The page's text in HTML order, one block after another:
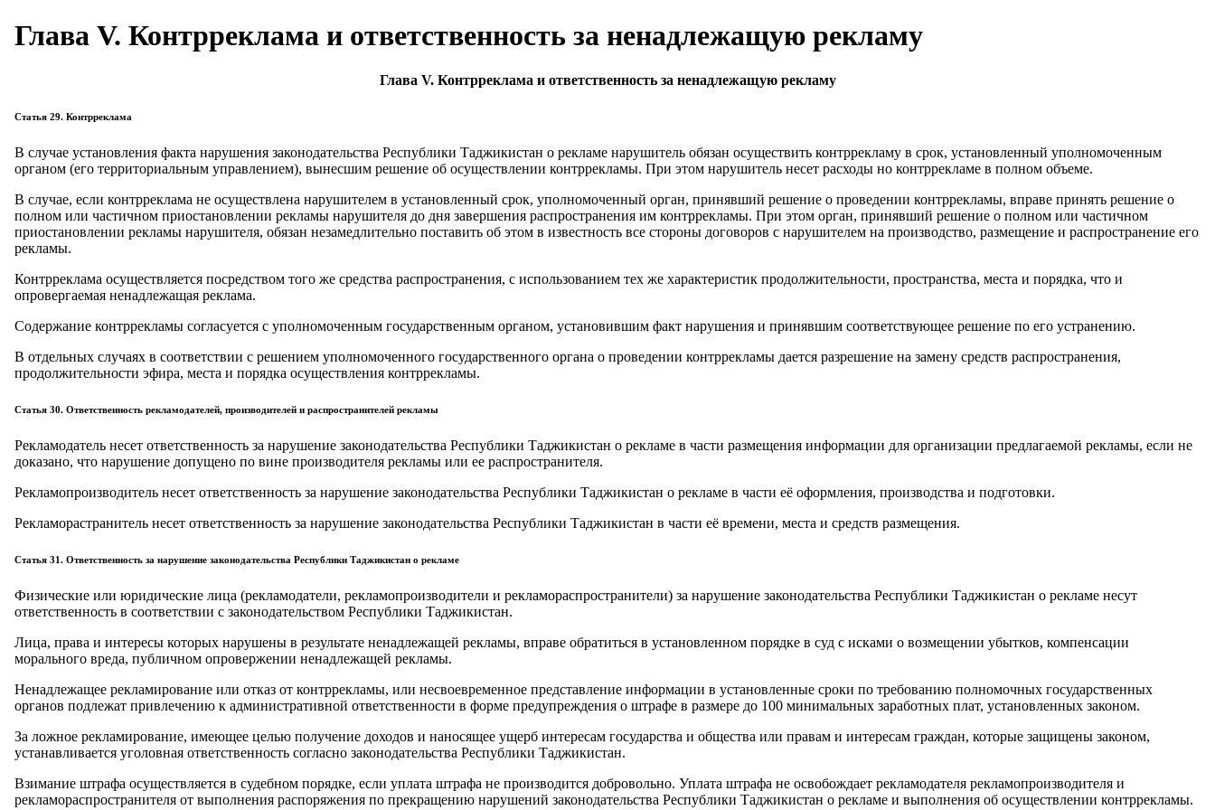
Глава V. Контрреклама и ответственность за ненадлежащую рекламу
Глава V. Контрреклама и ответственность за ненадлежащую рекламу
Статья 29. Контрреклама
В случае установления факта нарушения законодательства Республики Таджикистан о рекламе нарушитель обязан осуществить контррекламу в срок, установленный уполномоченным
органом (его территориальным управлением), вынесшим решение об осуществлении контррекламы. При этом нарушитель несет расходы но контррекламе в полном объеме.
В случае, если контрреклама не осуществлена нарушителем в установленный срок, уполномоченный орган, принявший решение о проведении контррекламы, вправе принять решение о
полном или частичном приостановлении рекламы нарушителя до дня завершения распространения им контррекламы. При этом орган, принявший решение о полном или частичном
приостановлении рекламы нарушителя, обязан незамедлительно поставить об этом в известность все стороны договоров с нарушителем на производство, размещение и распространение его
рекламы.
Контрреклама осуществляется посредством того же средства распространения, с использованием тех же характеристик продолжительности, пространства, места и порядка, что и
опровергаемая ненадлежащая реклама.
Содержание контррекламы согласуется с уполномоченным государственным органом, установившим факт нарушения и принявшим соответствующее решение по его устранению.
В отдельных случаях в соответствии с решением уполномоченного государственного органа о проведении контррекламы дается разрешение на замену средств распространения,
продолжительности эфира, места и порядка осуществления контррекламы.
Статья 30. Ответственность рекламодателей, производителей и распространителей рекламы
Рекламодатель несет ответственность за нарушение законодательства Республики Таджикистан о рекламе в части размещения информации для организации предлагаемой рекламы, если не
доказано, что нарушение допущено по вине производителя рекламы или ее распространителя.
Рекламопроизводитель несет ответственность за нарушение законодательства Республики Таджикистан о рекламе в части её оформления, производства и подготовки.
Рекламорастранитель несет ответственность за нарушение законодательства Республики Таджикистан в части её времени, места и средств размещения.
Статья 31. Ответственность за нарушение законодательства Республики Таджикистан о рекламе
Физические или юридические лица (рекламодатели, рекламопроизводители и рекламораспространители) за нарушение законодательства Республики Таджикистан о рекламе несут
ответственность в соответствии с законодательством Республики Таджикистан.
Лица, права и интересы которых нарушены в результате ненадлежащей рекламы, вправе обратиться в установленном порядке в суд с исками о возмещении убытков, компенсации
морального вреда, публичном опровержении ненадлежащей рекламы.
Ненадлежащее рекламирование или отказ от контррекламы, или несвоевременное представление информации в установленные сроки по требованию полномочных государственных
органов подлежат привлечению к административной ответственности в форме предупреждения о штрафе в размере до 100 минимальных заработных плат, установленных законом.
За ложное рекламирование, имеющее целью получение доходов и наносящее ущерб интересам государства и общества или правам и интересам граждан, которые защищены законом,
устанавливается уголовная ответственность согласно законодательства Республики Таджикистан.
Взимание штрафа осуществляется в судебном порядке, если уплата штрафа не производится добровольно. Уплата штрафа не освобождает рекламодателя рекламопроизводителя и
рекламораспространителя от выполнения распоряжения по прекращению нарушений законодательства Республики Таджикистан о рекламе и выполнения об осуществлении контррекламы.